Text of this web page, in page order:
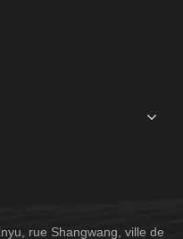
rue Shangwang, ville de